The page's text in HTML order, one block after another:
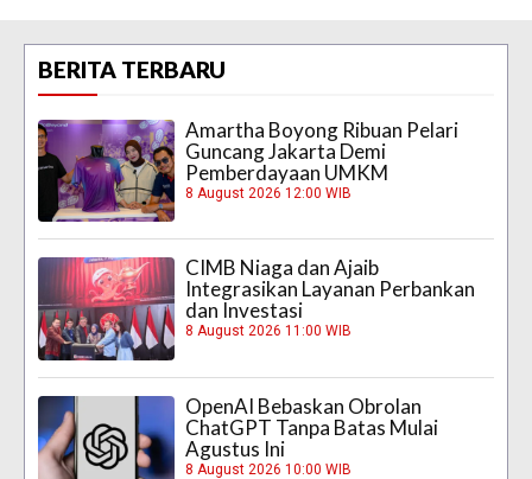
BERITA TERBARU
Amartha Boyong Ribuan Pelari
Guncang Jakarta Demi
Pemberdayaan UMKM
8 August 2026 12:00 WIB
CIMB Niaga dan Ajaib
Integrasikan Layanan Perbankan
dan Investasi
8 August 2026 11:00 WIB
OpenAI Bebaskan Obrolan
ChatGPT Tanpa Batas Mulai
Agustus Ini
8 August 2026 10:00 WIB